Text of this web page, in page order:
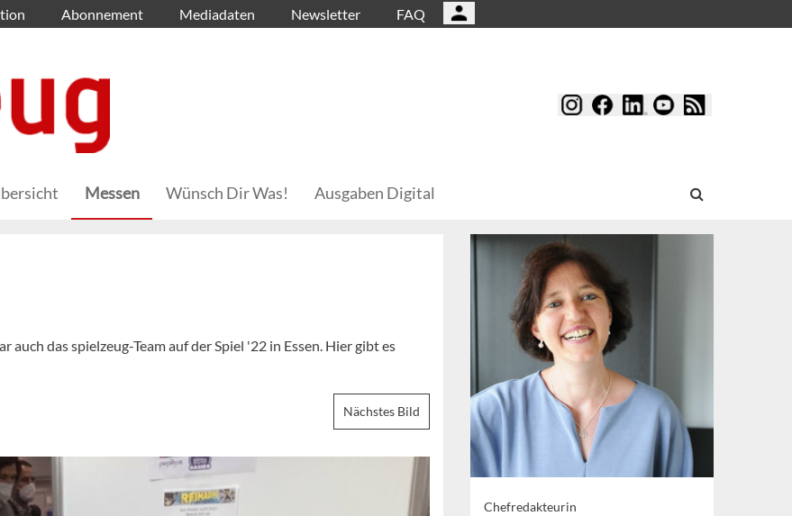
Abonnement Mediadaten Newsletter FAQ
Messen Wünsch Dir Was! Ausgaben Digital
das spielzeug-Team auf der Spiel '22 in Essen. Hier gibt es
Nächstes Bild
Chefredakteurin